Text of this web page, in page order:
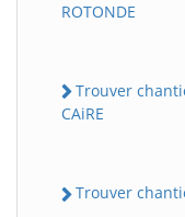
ROTONDE
Trouver
CAiRE
Trouver